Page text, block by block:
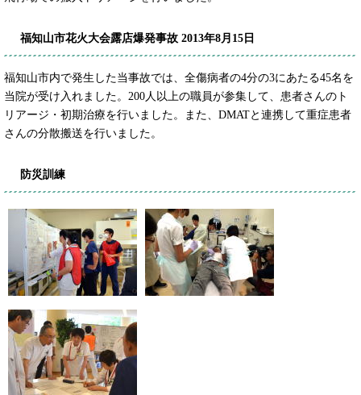
福知山市花火大会露店爆発事故 2013年8月15日
福知山市内で発生した当事故では、全傷病者の4分の3にあたる45名を
当院が受け入れました。200人以上の職員が参集して、患者さんのト
リアージ・初期治療を行いました。また、DMATと連携して重症患者
さんの分散搬送を行いました。
防災訓練